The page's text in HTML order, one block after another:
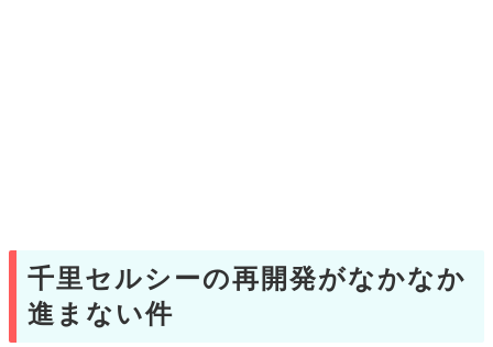
千里セルシーの再開発がなかなか
進まない件